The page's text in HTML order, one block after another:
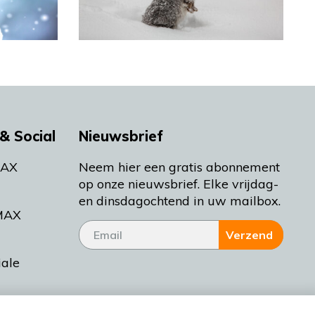
Social Nieuwsbrief
Neem hier een gratis abonnement
op onze nieuwsbrief. Elke vrijdag-
en dinsdagochtend in uw mailbox.
Verzend